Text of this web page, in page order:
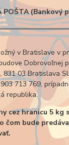
POŠTA
v Bratislave v
Dobrovoľnej
831 03 Bratislava
713 769,
republika.
cez hranicu 5 kg
o čom bude